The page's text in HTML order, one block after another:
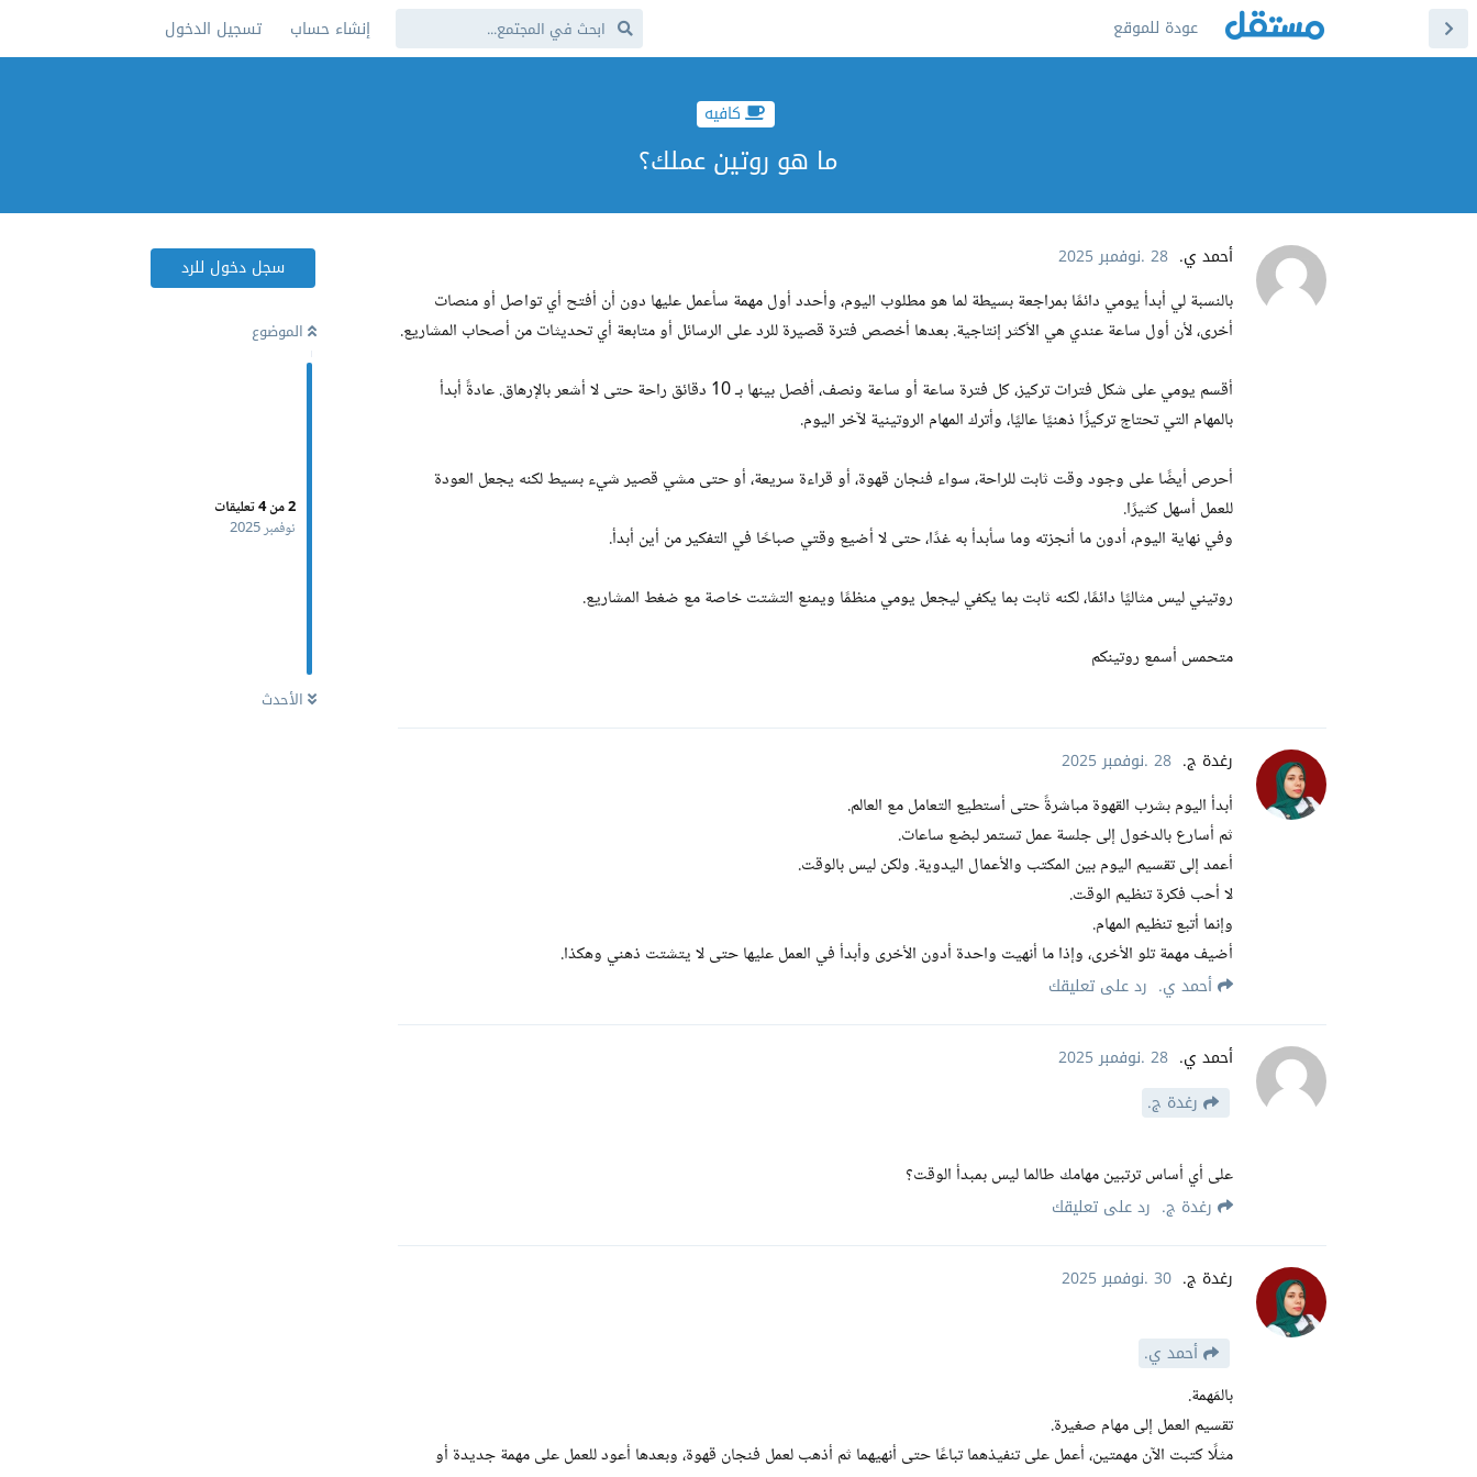
عودة للموقع إنشاء حساب تسجيل الدخول
كافيه
ما هو روتين عملك؟
سجل دخول للرد
الموضوع
2من4تعليقات
نوفمبر 2025
الأحدث
أحمد ي. 28 .نوفمبر 2025
بالنسبة لي أبدأ يومي دائمًا بمراجعة بسيطة لما هو مطلوب اليوم، وأحدد أول مهمة سأعمل عليها دون أن أفتح أي تواصل أو منصات
أخرى، لأن أول ساعة عندي هي الأكثر إنتاجية. بعدها أخصص فترة قصيرة للرد على الرسائل أو متابعة أي تحديثات من أصحاب المشاريع.
أقسم يومي على شكل فترات تركيز، كل فترة ساعة أو ساعة ونصف، أفصل بينها بـ 10 دقائق راحة حتى لا أشعر بالإرهاق. عادةً أبدأ
بالمهام التي تحتاج تركيزًا ذهنيًا عاليًا، وأترك المهام الروتينية لآخر اليوم.
أحرص أيضًا على وجود وقت ثابت للراحة، سواء فنجان قهوة، أو قراءة سريعة، أو حتى مشي قصير شيء بسيط لكنه يجعل العودة
للعمل أسهل كثيرًا.
وفي نهاية اليوم، أدون ما أنجزته وما سأبدأ به غدًا، حتى لا أضيع وقتي صباحًا في التفكير من أين أبدأ.
روتيني ليس مثاليًا دائمًا، لكنه ثابت بما يكفي ليجعل يومي منظمًا ويمنع التشتت خاصة مع ضغط المشاريع.
متحمس أسمع روتينكم
رغدة ج. 28 .نوفمبر 2025
أبدأ اليوم بشرب القهوة مباشرةً حتى أستطيع التعامل مع العالم.
ثم أسارع بالدخول إلى جلسة عمل تستمر لبضع ساعات.
أعمد إلى تقسيم اليوم بين المكتب والأعمال اليدوية. ولكن ليس بالوقت.
لا أحب فكرة تنظيم الوقت.
وإنما أتبع تنظيم المهام.
أضيف مهمة تلو الأخرى، وإذا ما أنهيت واحدة أدون الأخرى وأبدأ في العمل عليها حتى لا يتشتت ذهني وهكذا.
أحمد ي. رد على تعليقك
أحمد ي. 28 .نوفمبر 2025
رغدة ج.
على أي أساس ترتبين مهامك طالما ليس بمبدأ الوقت؟
رغدة ج. رد على تعليقك
رغدة ج. 30 .نوفمبر 2025
أحمد ي.
بالمَهمة.
تقسيم العمل إلى مهام صغيرة.
مثلًا كتبت الآن مهمتين، أعمل على تنفيذهما تباعًا حتى أنهيهما ثم أذهب لعمل فنجان قهوة، وبعدها أعود للعمل على مهمة جديدة أو